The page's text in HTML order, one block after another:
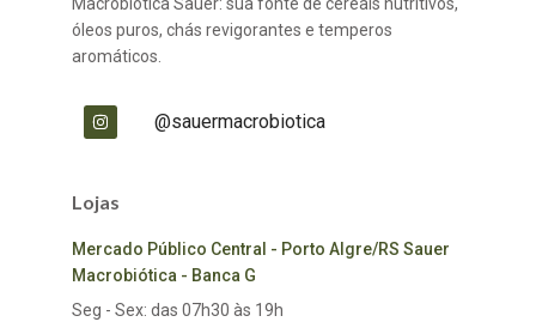
óleos puros, chás revigorantes e temperos
aromáticos.
@sauermacrobiotica
Lojas
Mercado Público Central - Porto Algre/RS Sauer
Macrobiótica - Banca G
Seg - Sex: das 07h30 às 19h